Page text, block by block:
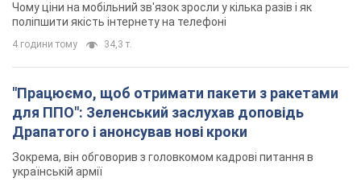
межі", але якість зв'язку деградувала: чи варто
скаржитись на ціни
поліпшити якість інтернету на телефоні
4 години тому 34,3 т.
"Працюємо, щоб отримати пакети з ракетами
для ППО": Зеленський заслухав доповідь
Драпатого і анонсував нові кроки